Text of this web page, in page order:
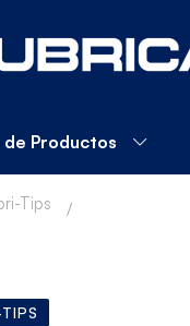
Productos
Tips